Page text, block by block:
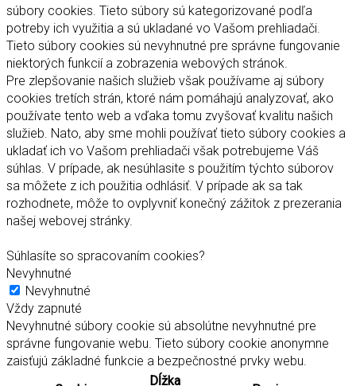
súbory cookies. Tieto súbory sú kategorizované podľa
potreby ich využitia a sú ukladané vo Vašom prehliadači.
Tieto súbory cookies sú nevyhnutné pre správne fungovanie
niektorých funkcií a zobrazenia webových stránok.
Pre zlepšovanie našich služieb však používame aj súbory
cookies tretích strán, ktoré nám pomáhajú analyzovať, ako
používate tento web a vďaka tomu zvyšovať kvalitu našich
služieb. Nato, aby sme mohli používať tieto súbory cookies a
ukladať ich vo Vašom prehliadači však potrebujeme Váš
súhlas. V prípade, ak nesúhlasite s použitím týchto súborov
sa môžete z ich použitia odhlásiť. V prípade ak sa tak
rozhodnete, môže to ovplyvniť konečný zážitok z prezerania
našej webovej stránky.
Súhlasíte so spracovaním cookies?
Nevyhnutné
Nevyhnutné
Vždy zapnuté
Nevyhnutné súbory cookie sú absolútne nevyhnutné pre
správne fungovanie webu. Tieto súbory cookie anonymne
zaisťujú základné funkcie a bezpečnostné prvky webu.
Dĺžka